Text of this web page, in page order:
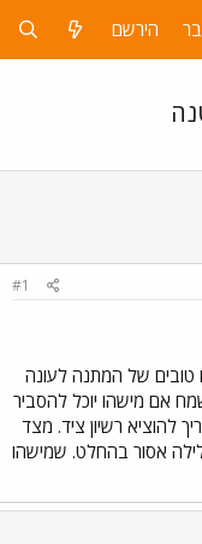
הירשם
#1
טובים של המתנה לעונה
אם מישהו יוכל להסביר
להוציא רשיון ציד. מצד
אסור בהחלט. שמישהו